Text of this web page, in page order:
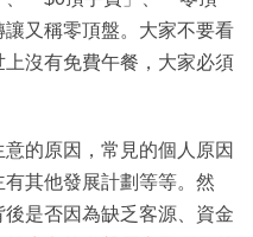
又稱零頂盤。大家不要看
沒有免費午餐，大家必須
的原因，常見的個人原因
其他發展計劃等等。然
是否因為缺乏客源、資金